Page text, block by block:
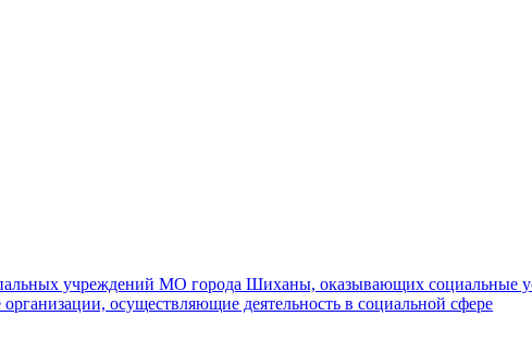
учреждений МО города Шиханы, оказывающих социальные
осуществляющие деятельность в социальной сфере